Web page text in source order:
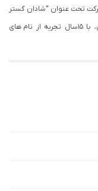
تحت عنوان “شادان گستر
” (Shadan Gostar), عرضه کننده شیرآلات بهداشتی، با ۱۵سال تجربه از نام های